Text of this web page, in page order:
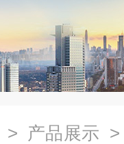
> 产品展示